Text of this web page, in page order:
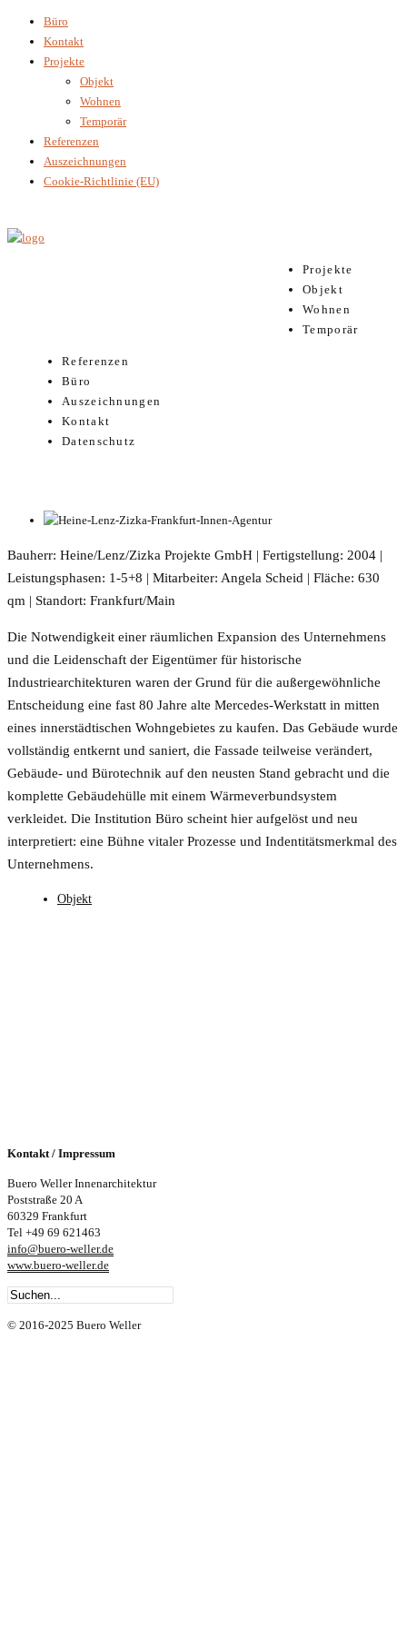
Büro
Kontakt
Projekte
Objekt
Wohnen
Temporär
Referenzen
Auszeichnungen
Cookie-Richtlinie (EU)
Projekte
Objekt
Wohnen
Temporär
Referenzen
Büro
Auszeichnungen
Kontakt
Datenschutz
Bauherr: Heine/Lenz/Zizka Projekte GmbH | Fertigstellung: 2004 |
Leistungsphasen: 1-5+8 | Mitarbeiter: Angela Scheid | Fläche: 630
qm | Standort: Frankfurt/Main
Die Notwendigkeit einer räumlichen Expansion des Unternehmens
und die Leidenschaft der Eigentümer für historische
Industriearchitekturen waren der Grund für die außergewöhnliche
Entscheidung eine fast 80 Jahre alte Mercedes-Werkstatt in mitten
eines innerstädtischen Wohngebietes zu kaufen. Das Gebäude wurde
vollständig entkernt und saniert, die Fassade teilweise verändert,
Gebäude- und Bürotechnik auf den neusten Stand gebracht und die
komplette Gebäudehülle mit einem Wärmeverbundsystem
verkleidet. Die Institution Büro scheint hier aufgelöst und neu
interpretiert: eine Bühne vitaler Prozesse und Indentitätsmerkmal des
Unternehmens.
Objekt
Kontakt / Impressum
Buero Weller Innenarchitektur
Poststraße 20 A
60329 Frankfurt
Tel +49 69 621463
info@buero-weller.de
www.buero-weller.de
© 2016-2025 Buero Weller